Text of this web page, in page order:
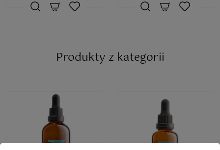
Produkty z kategorii